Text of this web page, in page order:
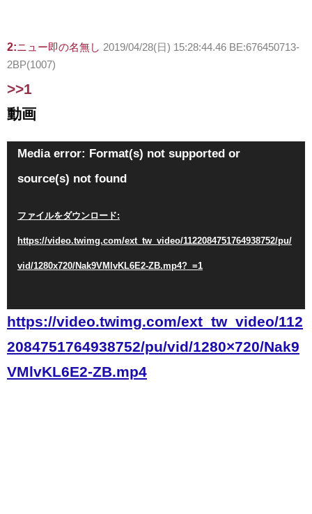
2:ニュー即の名無し 2019/04/28(日) 15:28:44.46 BE:676450713-
2BP(1007)
>>1
動画
動
画
Media error: Format(s) not supported or
source(s) not found
ファイルをダウンロード:
https://video.twimg.com/ext_tw_video/1122084751764938752/pu/
vid/1280x720/Nak9VMlvKL6E2-ZB.mp4?_=1
https://video.twimg.com/ext_tw_video/112
2084751764938752/pu/vid/1280×720/Nak9
VMlvKL6E2-ZB.mp4